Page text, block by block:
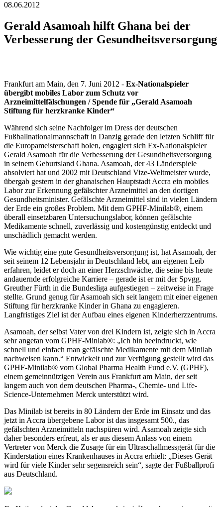
08.06.2012
Gerald Asamoah hilft Ghana bei der
Verbesserung der Gesundheitsversorgung
Frankfurt am Main, den 7. Juni 2012 - Ex-Nationalspieler
übergibt mobiles Labor zum Schutz vor
Arzneimittelfälschungen / Spende für „Gerald Asamoah
Stiftung für herzkranke Kinder“
Während sich seine Nachfolger im Dress der deutschen
Fußballnationalmannschaft in Danzig gerade den letzten Schliff für
die Europameisterschaft holen, engagiert sich Ex-Nationalspieler
Gerald Asamoah für die Verbesserung der Gesundheitsversorgung
in seinem Geburtsland Ghana. Asamoah, der 43 Länderspiele
absolviert hat und 2002 mit Deutschland Vize-Weltmeister wurde,
übergab gestern in der ghanaischen Hauptstadt Accra ein mobiles
Labor zur Erkennung gefälschter Arzneimittel an den dortigen
Gesundheitsminister. Gefälschte Arzneimittel sind in vielen Ländern
der Erde ein großes Problem. Mit dem GPHF-Minilab®, einem
überall einsetzbaren Untersuchungslabor, können gefälschte
Medikamente schnell, zuverlässig und kostengünstig entdeckt und
unschädlich gemacht werden.
Wie wichtig eine gute Gesundheitsversorgung ist, hat Asamoah, der
seit seinem 12 Lebensjahr in Deutschland lebt, am eigenen Leib
erfahren, leidet er doch an einer Herzschwäche, die seine bis heute
andauernde erfolgreiche Karriere – gerade ist er mit der Spvgg.
Greuther Fürth in die Bundesliga aufgestiegen – zeitweise in Frage
stellte. Grund genug für Asamoah sich seit langem mit einer eigenen
Stiftung für herzkranke Kinder in Ghana zu engagieren.
Langfristiges Ziel ist der Aufbau eines eigenen Kinderherzzentrums.
Asamoah, der selbst Vater von drei Kindern ist, zeigte sich in Accra
sehr angetan vom GPHF-Minlab®: „Ich bin beeindruckt, wie
schnell und einfach man gefälschte Medikamente mit dem Minilab
nachweisen kann.“ Entwickelt und zur Verfügung gestellt wird das
GPHF-Minilab® vom Global Pharma Health Fund e.V. (GPHF),
einem gemeinnützigen Verein aus Frankfurt am Main, der seit
langem auch von dem deutschen Pharma-, Chemie- und Life-
Science-Unternehmen Merck unterstützt wird.
Das Minilab ist bereits in 80 Ländern der Erde im Einsatz und das
jetzt in Accra übergebene Labor ist das insgesamt 500., das
gefälschten Arzneimitteln nachspüren wird. Asamoah zeigte sich
daher besonders erfreut, als er aus diesem Anlass von einem
Vertreter von Merck die Zusage für ein Ultraschallmessgerät für die
Kinderstation eines Krankenhauses in Accra erhielt: „Dieses Gerät
wird für viele Kinder sehr segensreich sein“, sagte der Fußballprofi
aus Deutschland.